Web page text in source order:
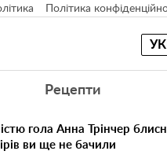
Політика
Рецепти
гола Анна Трінчер
ви ще не бачили